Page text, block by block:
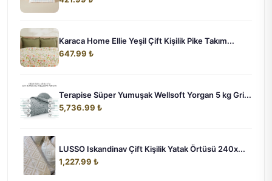
Karaca Home Ellie Yeşil Çift Kişilik Pike Takım...
647.99 ₺
Terapise Süper Yumuşak Wellsoft Yorgan 5 kg Gri...
5,736.99 ₺
LUSSO Iskandinav Çift Kişilik Yatak Örtüsü 240x...
1,227.99 ₺